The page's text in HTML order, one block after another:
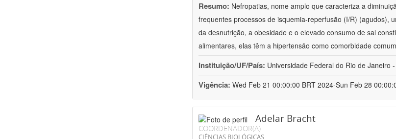
Resumo: Nefropatias, nome amplo que caracteriza a
frequentes processos de isquemia-reperfusão (I/R) (agudos),
da desnutrição, a obesidade e o elevado consumo de sal
alimentares, elas têm a hipertensão como comorbidade
Instituição/UF/País: Universidade Federal do Rio de Janeiro
Vigência: Wed Feb 21 00:00:00 BRT 2024-Sun Feb 28
Adelar Bracht
COORDENADOR(A)
CIÊNCIAS BIOLÓGICAS